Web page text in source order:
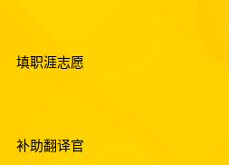
填职涯志愿
补助翻译官